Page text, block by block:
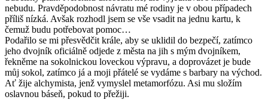
nebudu. Pravděpodobnost návratu mé rodiny je v obou případech
příliš nízká. Avšak rozhodl jsem se vše vsadit na jednu kartu, k
čemuž budu potřebovat pomoc…
Podařilo se mi přesvědčit krále, aby se uklidil do bezpečí, zatímco
jeho dvojník oficiálně odjede z města na jih s mým dvojníkem,
řekněme na sokolnickou loveckou výpravu, a doprovázet je bude
můj sokol, zatímco já a moji přátelé se vydáme s barbary na východ.
Ať žije alchymista, jenž vymyslel metamorfózu. Asi mu složím
oslavnou báseň, pokud to přežiji.